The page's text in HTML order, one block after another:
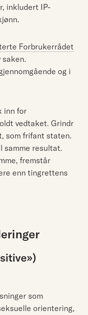
inkludert IP-
Forbrukerrådet
og i
inn for
vedtaket. Grindr
som frifant staten.
samme resultat.
fremstår
enn tingrettens
som
orientering,